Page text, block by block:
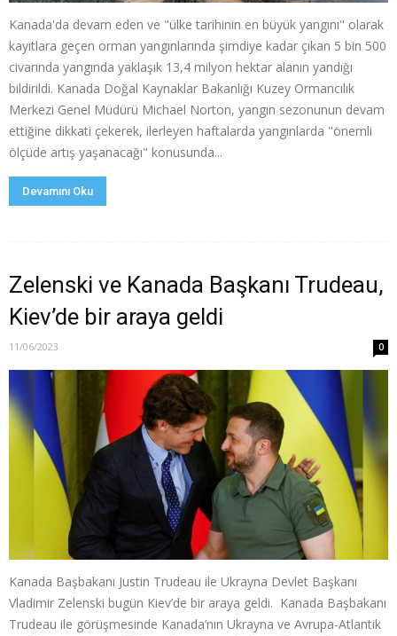
Kanada'da devam eden ve "ülke tarihinin en büyük yangını" olarak
kayıtlara geçen orman yangınlarında şimdiye kadar çıkan 5 bin 500
civarında yangında yaklaşık 13,4 milyon hektar alanın yandığı
bildirildi. Kanada Doğal Kaynaklar Bakanlığı Kuzey Ormancılık
Merkezi Genel Müdürü Michael Norton, yangın sezonunun devam
ettiğine dikkati çekerek, ilerleyen haftalarda yangınlarda "önemli
ölçüde artış yaşanacağı" konusunda...
Devamını Oku
Zelenski ve Kanada Başkanı Trudeau,
Kiev’de bir araya geldi
11/06/2023 0
Kanada Başbakanı Justin Trudeau ile Ukrayna Devlet Başkanı
Vladimir Zelenski bugün Kiev’de bir araya geldi. Kanada Başbakanı
Trudeau ile görüşmesinde Kanada’nın Ukrayna ve Avrupa-Atlantik